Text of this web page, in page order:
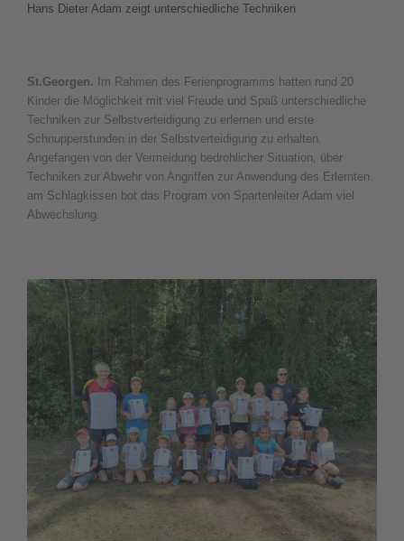
Hans Dieter Adam zeigt unterschiedliche Techniken
St.Georgen.
Im Rahmen des Ferienprogramms hatten rund 20
Kinder die Möglichkeit mit viel Freude und Spaß unterschiedliche
Techniken zur Selbstverteidigung zu erlernen und erste
Schnupperstunden in der Selbstverteidigung zu erhalten.
Angefangen von der Vermeidung bedrohlicher Situation, über
Techniken zur Abwehr von Angriffen zur Anwendung des Erlernten
am Schlagkissen bot das Program von Spartenleiter Adam viel
Abwechslung.